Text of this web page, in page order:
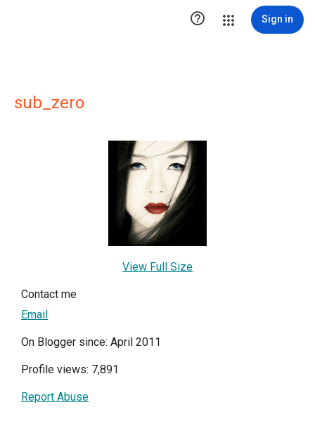
 Sign in
sub_zero
View Full Size
Contact me
Email
On Blogger since: April 2011
Profile views: 7,891
Report Abuse